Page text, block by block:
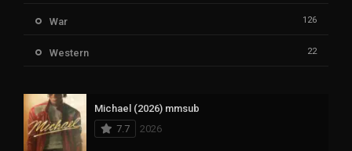
War 126
Western 22
Michael (2026) mmsub
7.7
2026